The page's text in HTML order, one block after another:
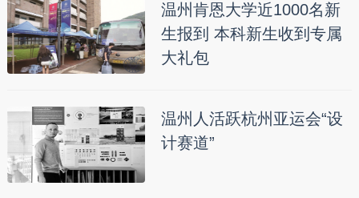
温州肯恩大学近1000名新
生报到 本科新生收到专属
大礼包
温州人活跃杭州亚运会“设
计赛道”